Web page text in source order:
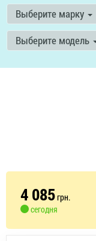
Выберите марку
Выберите модель
4 085грн.
сегодня